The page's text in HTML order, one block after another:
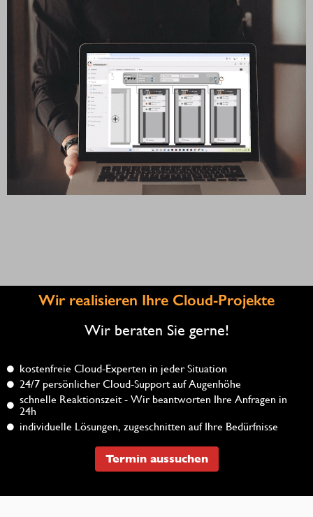
Wir realisieren Ihre Cloud-Projekte
Wir beraten Sie gerne!
kostenfreie Cloud-Experten in jeder Situation
24/7 persönlicher Cloud-Support auf Augenhöhe
schnelle Reaktionszeit - Wir beantworten Ihre Anfragen in
24h
individuelle Lösungen, zugeschnitten auf Ihre Bedürfnisse
Termin aussuchen